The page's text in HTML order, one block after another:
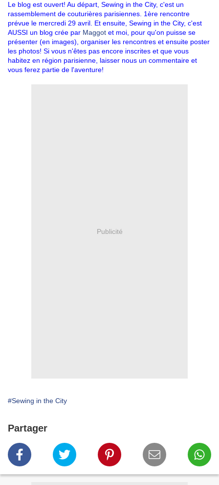
Le blog est ouvert! Au départ, Sewing in the City, c'est un
rassemblement de couturières parisiennes. 1ère rencontre
prévue le mercredi 29 avril. Et ensuite, Sewing in the City, c'est
AUSSI un blog crée par Maggot et moi, pour qu'on puisse se
présenter (en images), organiser les rencontres et ensuite poster
les photos! Si vous n'êtes pas encore inscrites et que vous
habitez en région parisienne, laisser nous un commentaire et
vous ferez partie de l'aventure!
Publicité
#Sewing in the City
Partager